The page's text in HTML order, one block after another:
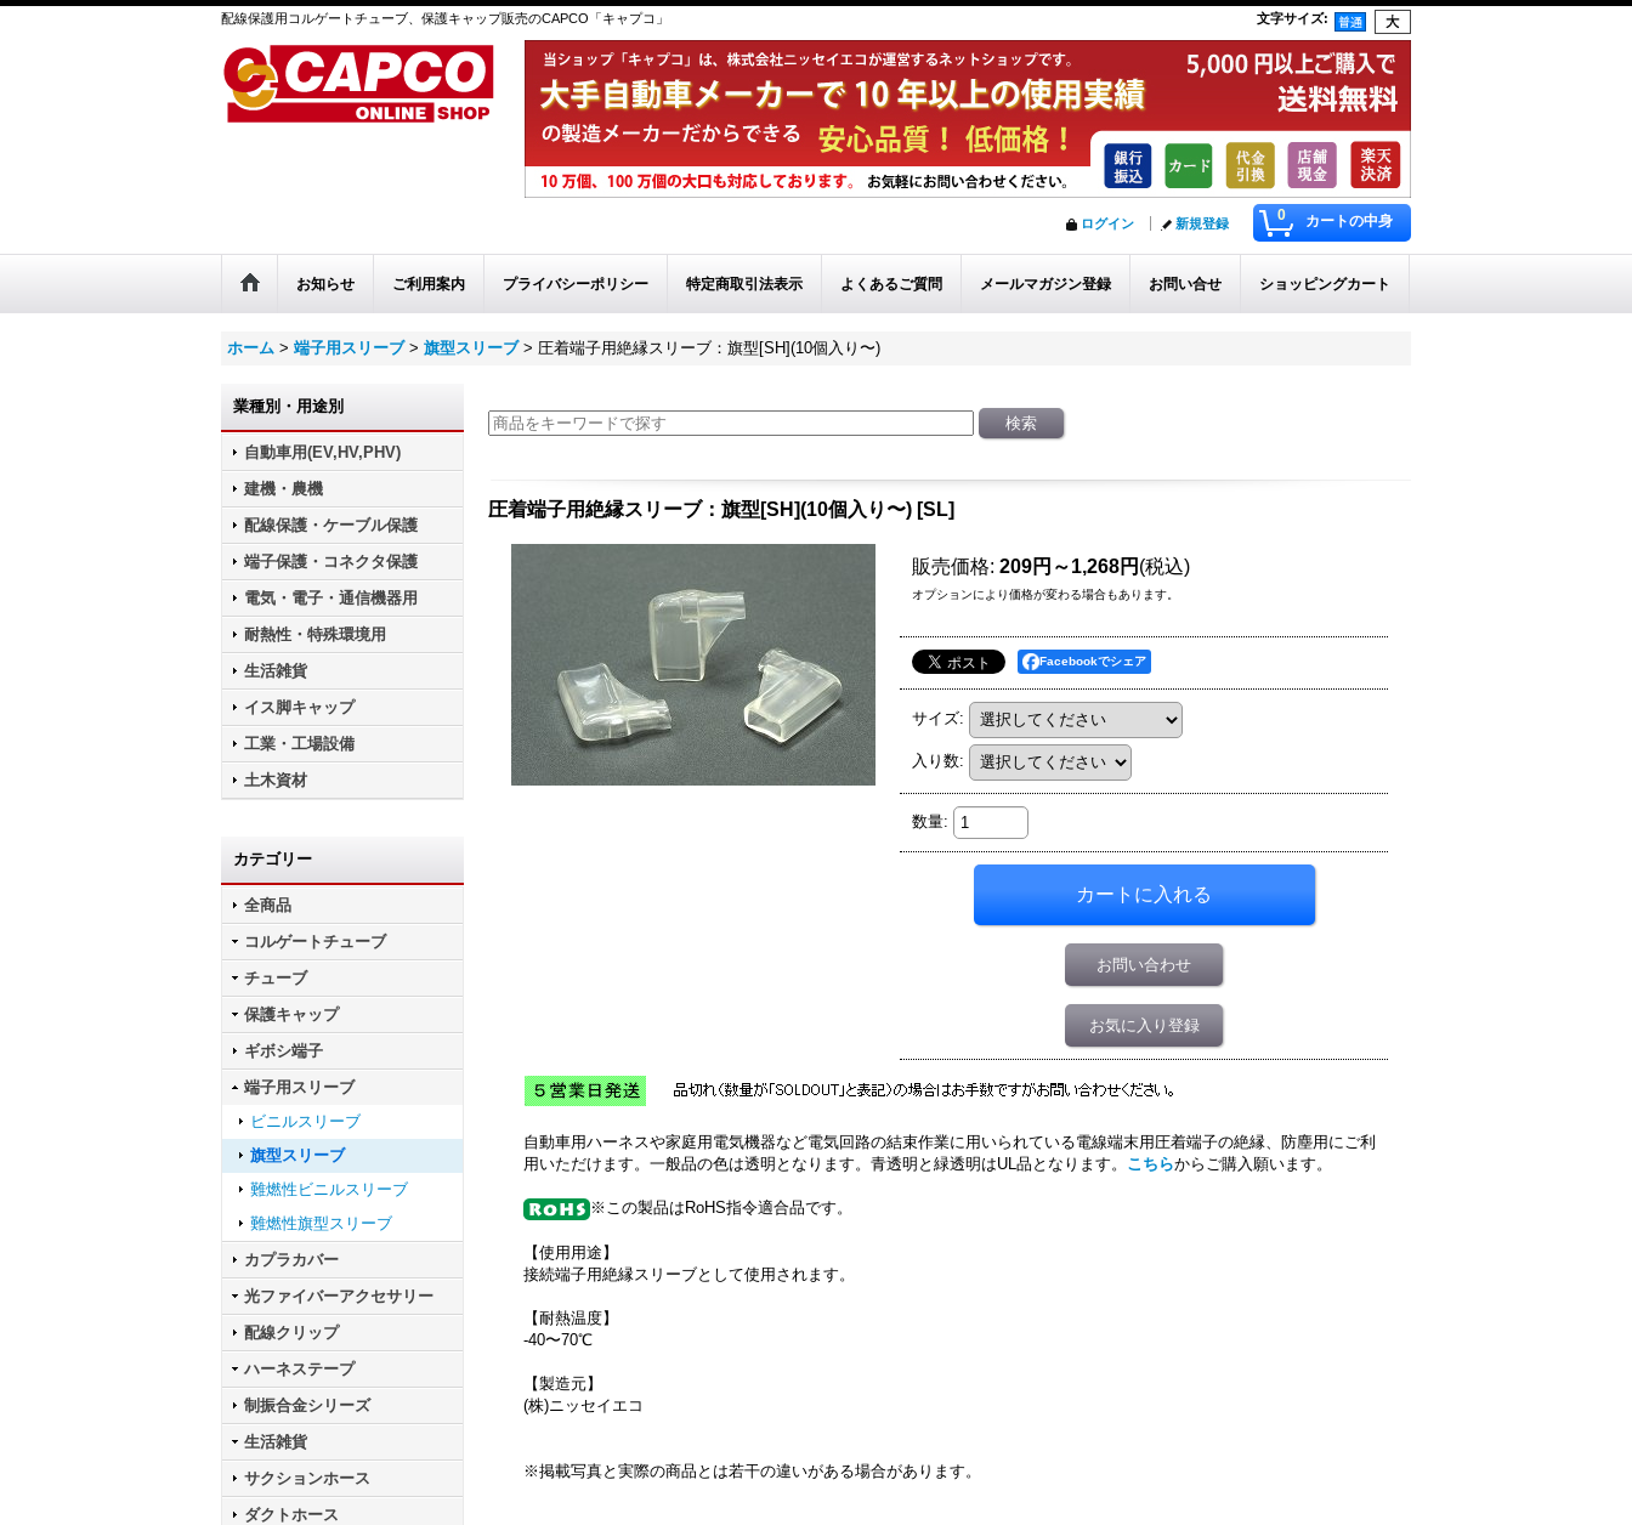
配線保護用コルゲートチューブ、保護キャップ販売のCAPCO「キャプコ」 文字サイズ:
0 カートの中身
ログイン 新規登録
お知らせ ご利用案内 プライバシーポリシー 特定商取引法表示 よくあるご質問 メールマガジン登録 お問い合せ ショッピングカート
ホーム > 端子用スリーブ > 旗型スリーブ > 圧着端子用絶縁スリーブ：旗型[SH](10個入り〜)
業種別・用途別
自動車用(EV,HV,PHV)
建機・農機
配線保護・ケーブル保護
端子保護・コネクタ保護
電気・電子・通信機器用
耐熱性・特殊環境用
生活雑貨
イス脚キャップ
工業・工場設備
土木資材
カテゴリー
全商品
コルゲートチューブ
チューブ
保護キャップ
ギボシ端子
端子用スリーブ
ビニルスリーブ
旗型スリーブ
難燃性ビニルスリーブ
難燃性旗型スリーブ
カプラカバー
光ファイバーアクセサリー
配線クリップ
ハーネステープ
制振合金シリーズ
生活雑貨
サクションホース
ダクトホース
圧着端子用絶縁スリーブ：旗型[SH](10個入り〜) [SL]
販売価格: 209円～1,268円 (税込)
オプションにより価格が変わる場合もあります。
Facebookでシェア
サイズ:
入り数:
数量:
お問い合わせ
お気に入り登録
自動車用ハーネスや家庭用電気機器など電気回路の結束作業に用いられている電線端末用圧着端子の絶縁、防塵用にご利
用いただけます。一般品の色は透明となります。青透明と緑透明はUL品となります。 こちらからご購入願います。
※この製品はRoHS指令適合品です。
【使用用途】
接続端子用絶縁スリーブとして使用されます。
【耐熱温度】
-40〜70℃
【製造元】
(株)ニッセイエコ
※掲載写真と実際の商品とは若干の違いがある場合があります。